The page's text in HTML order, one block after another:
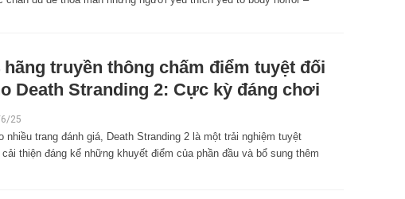
hãng truyền thông chấm điểm tuyệt đối
Death Stranding 2: Cực kỳ đáng chơi
25
nhiều trang đánh giá, Death Stranding 2 là một trải nghiệm tuyệt
thiện đáng kể những khuyết điểm của phần đầu và bổ sung thêm